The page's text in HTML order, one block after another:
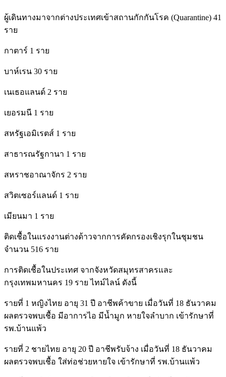
ผู้เดินทางมาจากต่างประเทศเข้าสถานกักกันโรค (Quarantine) 41
ราย
กาตาร์ 1 ราย
บาห์เรน 30 ราย
เนเธอแลนด์ 2 ราย
เยอรมนี 1 ราย
สหรัฐเอมิเรตส์ 1 ราย
สาธารณรัฐกานา 1 ราย
สหราชอาณาจักร 2 ราย
สวิตเซอร์แลนด์ 1 ราย
เมียนมา 1 ราย
ติดเชื้อในแรงงานต่างด้าวจากการคัดกรองเชิงรุกในชุมชน
จำนวน 516 ราย
การติดเชื้อในประเทศ จากจังหวัดสมุทรสาครและ
กรุงเทพมหานคร 19 ราย ไทม์ไลน์ ดังนี้
รายที่ 1 หญิงไทย อายุ 31 ปี อาชีพค้าขาย เมื่อวันที่ 18 ธันวาคม
ผลตรวจพบเชื้อ มีอาการไอ มีน้ำมูก หายใจลำบาก เข้ารักษาที่
รพ.บ้านแพ้ว
รายที่ 2 ชายไทย อายุ 20 ปี อาชีพรับจ้าง เมื่อวันที่ 18 ธันวาคม
ผลตรวจพบเชื้อ ใส่ท่อช่วยหายใจ เข้ารักษาที่ รพ.บ้านแพ้ว